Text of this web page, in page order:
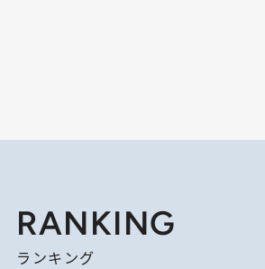
RANKING
ランキング